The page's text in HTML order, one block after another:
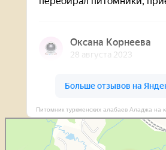
Питомник туркменских алабаев Аладжа
Питомник животных в Москве и Московской области
Гостиница для животных в Москве и Московской области